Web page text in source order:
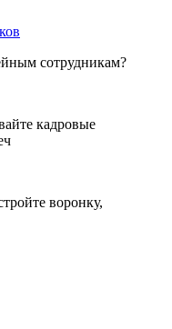
сотрудникам?
кадровые
воронку,